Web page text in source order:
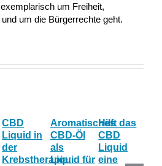
um Freiheit,
um die Bürgerrechte geht.
CBD
Liquid in
der
Krebstherapie:
Aromatisches
CBD-Öl
als
Liquid für
Hilft das
CBD
Liquid
eine